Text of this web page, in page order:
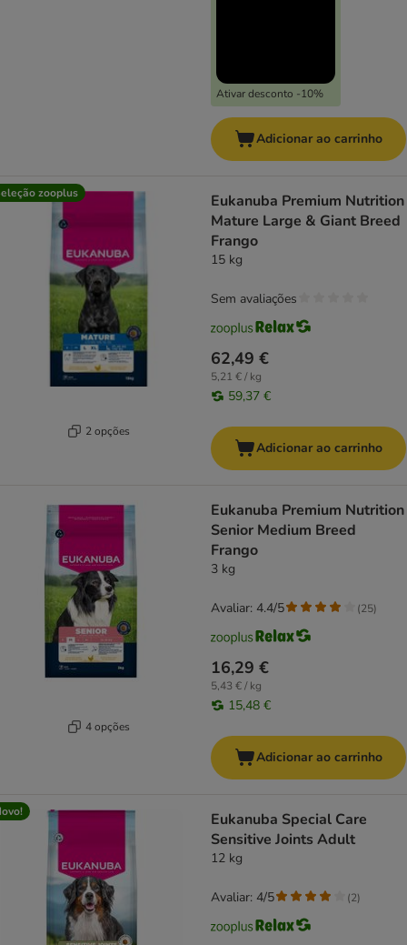
Ativar desconto -10%
Adicionar ao carrinho
zooplus
2 opções
Eukanuba Premium Nutrition
Mature Large & Giant Breed
Frango
15 kg
62,49 €
5,21 € / kg
59,37 €
Sem avaliações
Adicionar ao carrinho
4 opções
Eukanuba Premium Nutrition
Senior Medium Breed
Frango
3 kg
16,29 €
5,43 € / kg
15,48 €
Avaliar: 4.4/5 (25)
Adicionar ao carrinho
Eukanuba Special Care
Sensitive Joints Adult
12 kg
Avaliar: 4/5 (2)